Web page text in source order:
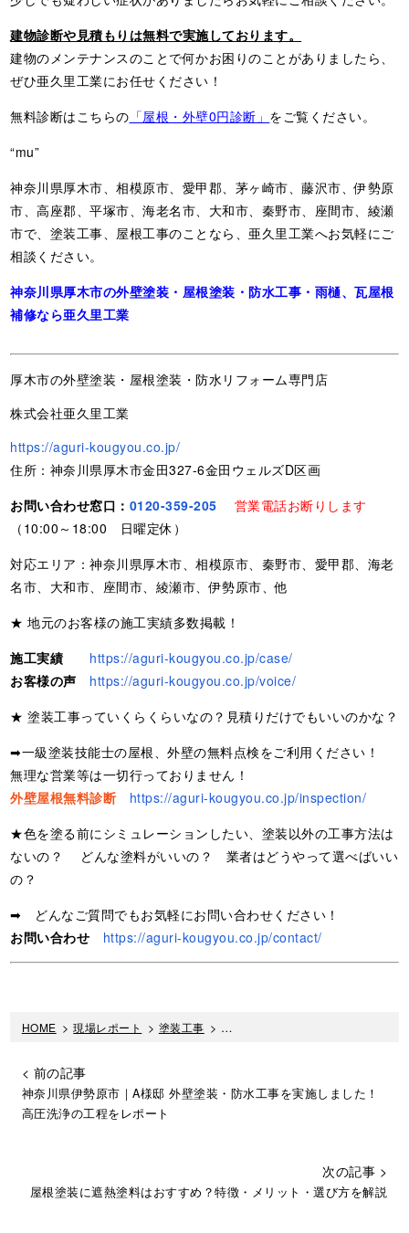
建物診断や見積もりは無料で実施しております。
建物のメンテナンスのことで何かお困りのことがありましたら、
ぜひ亜久里工業にお任せください！
無料診断はこちらの 「屋根・外壁0円診断」 をご覧ください。
“mu”
神奈川県厚木市、相模原市、愛甲郡、茅ヶ崎市、藤沢市、伊勢原
市、高座郡、平塚市、海老名市、大和市、秦野市、座間市、綾瀬
市で、塗装工事、屋根工事のことなら、亜久里工業へお気軽にご
相談ください。
神奈川県厚木市の外壁塗装・屋根塗装・防水工事・雨樋、瓦屋根
補修なら亜久里工業
厚木市の外壁塗装・屋根塗装・防水リフォーム専門店
株式会社亜久里工業
https://aguri-kougyou.co.jp/
住所：神奈川県厚木市金田327-6金田ウェルズD区画
お問い合わせ窓口： 0120-359-205
営業電話お断りします
（10:00～18:00 日曜定休）
対応エリア：神奈川県厚木市、相模原市、秦野市、愛甲郡、海老
名市、大和市、座間市、綾瀬市、伊勢原市、他
★ 地元のお客様の施工実績多数掲載！
施工実績
https://aguri-kougyou.co.jp/case/
お客様の声
https://aguri-kougyou.co.jp/voice/
★ 塗装工事っていくらくらいなの？見積りだけでもいいのかな？
➡一級塗装技能士の屋根、外壁の無料点検をご利用ください！
無理な営業等は一切行っておりません！
外壁屋根無料診断
https://aguri-kougyou.co.jp/inspection/
★色を塗る前にシミュレーションしたい、塗装以外の工事方法は
ないの？ どんな塗料がいいの？ 業者はどうやって選べばいい
の？
➡ どんなご質問でもお気軽にお問い合わせください！
お問い合わせ
https://aguri-kougyou.co.jp/contact/
HOME >現場レポート > 塗装工事 > 屋上とベランダを洗浄しました！
< 前の記事
神奈川県伊勢原市｜A様邸 外壁塗装・防水工事を実施しました！
高圧洗浄の工程をレポート
次の記事 >
屋根塗装に遮熱塗料はおすすめ？特徴・メリット・選び方を解説